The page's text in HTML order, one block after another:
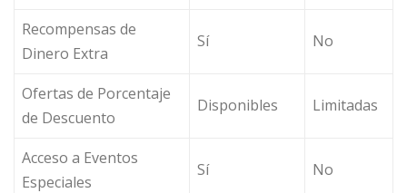
Recompensas de
Dinero Extra
Sí No
Ofertas de Porcentaje
de Descuento
Disponibles Limitadas
Acceso a Eventos
Especiales
Sí No